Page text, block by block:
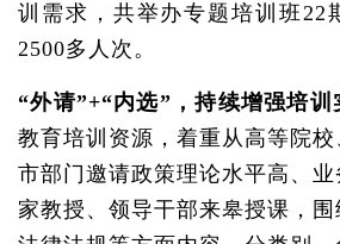
训需求，共举办专题培训班22
2500多人次。
“外请”+“内选”，持续增强培训
教育培训资源，着重从高等院
市部门邀请政策理论水平高、
家教授、领导干部来皋授课，围